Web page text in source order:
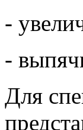
-
-
Для